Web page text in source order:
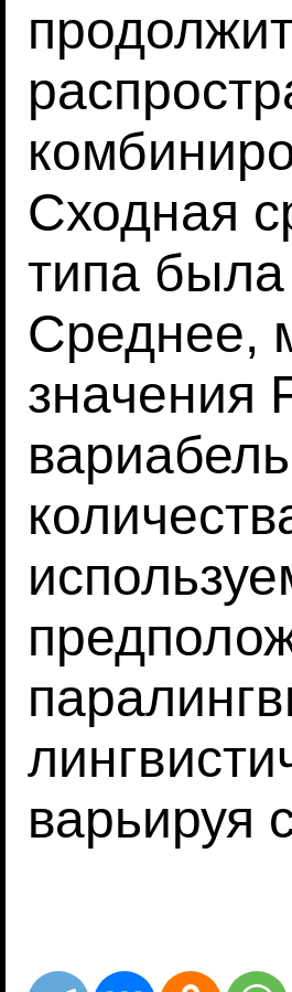
Сходная
типа
Среднее,
значения
варьируя